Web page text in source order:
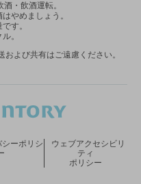
・飲酒運転。
やめましょう。
す。
。
よび共有はご遠慮ください。
シーポリシ
ウェブアクセシビリ
ティ
ポリシー